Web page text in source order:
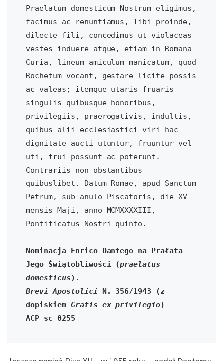
Praelatum domesticum Nostrum eligimus,
facimus ac renuntiamus, Tibi proinde,
dilecte fili, concedimus ut violaceas
vestes induere atque, etiam in Romana
Curia, lineum amiculum manicatum, quod
Rochetum vocant, gestare licite possis
ac valeas; itemque utaris fruaris
singulis quibusque honoribus,
privilegiis, praerogativis, indultis,
quibus alii ecclesiastici viri hac
dignitate aucti utuntur, fruuntur vel
uti, frui possunt ac poterunt.
Contrariis non obstantibus
quibuslibet. Datum Romae, apud Sanctum
Petrum, sub anulo Piscatoris, die XV
mensis Maji, anno MCMXXXXIII,
Pontificatus Nostri quinto.
Nominacja Enrico Dantego na Prałata
Jego Świątobliwości (praelatus
domesticus).
Brevi Apostolici N. 356/1943 (z
dopiskiem Gratis ex privilegio)
ACP sc 0255